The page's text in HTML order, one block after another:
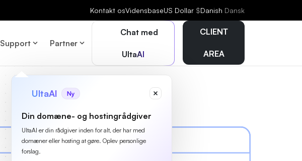
Kontakt osVidensbaseUS Dollar $Danish Dansk
Support Partner
Chat med
UltaAI
UltaAI Ny
Din domæne- og hostingrådgiver
UltaAI er din rådgiver inden for alt, der har med
domæner eller hosting at gøre. Oplev personlige
forslag.
CLIENT
AREA